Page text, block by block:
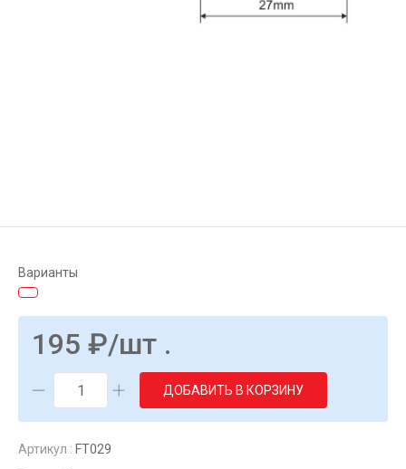
Варианты
195 ₽/шт .
ДОБАВИТЬ В КОРЗИНУ
Артикул : FT029